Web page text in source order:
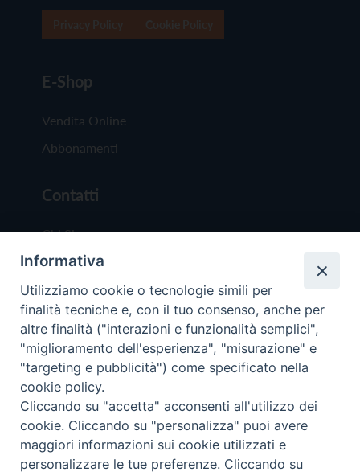
E-Shop
Vendita Online
Abbonamenti
Contatti
Chi Siamo
Redazione
Scrivici
Copyright © 2019 - Tutti i diritti riservati - Vita
Trentina Editrice
Privacy Policy
Informativa
Utilizziamo cookie o tecnologie simili per
finalità tecniche e, con il tuo consenso, anche per
altre finalità ("interazioni e funzionalità semplici",
"miglioramento dell'esperienza", "misurazione" e
"targeting e pubblicità") come specificato nella
cookie policy.
Cliccando su "accetta" acconsenti all'utilizzo dei
cookie. Cliccando su "personalizza" puoi avere
maggiori informazioni sui cookie utilizzati e
personalizzare le tue preferenze. Cliccando su